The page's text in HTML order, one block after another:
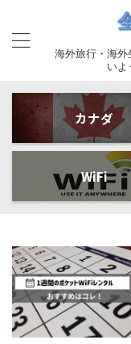
海外旅行・海
いよ
カナダ
WiFi